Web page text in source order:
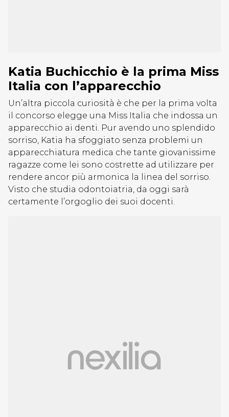
Katia Buchicchio è la prima Miss
Italia con l’apparecchio
Un’altra piccola curiosità è che per la prima volta
il concorso elegge una Miss Italia che indossa un
apparecchio ai denti. Pur avendo uno splendido
sorriso, Katia ha sfoggiato senza problemi un
apparecchiatura medica che tante giovanissime
ragazze come lei sono costrette ad utilizzare per
rendere ancor più armonica la linea del sorriso.
Visto che studia odontoiatria, da oggi sarà
certamente l’orgoglio dei suoi docenti.